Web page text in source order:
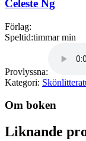
Celeste Ng
Förlag:
Speltid:timmar min
Provlyssna:
Kategori:
Om boken
Liknande